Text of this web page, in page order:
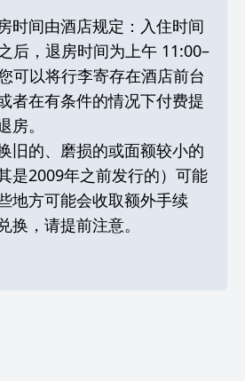
时间由酒店规定：入住时间
后，退房时间为上午 11:00–
可以将行李寄存在酒店前台
者在有条件的情况下付费提
房。
旧的、磨损的或面额较小的
是2009年之前发行的）可能
地方可能会收取额外手续
换，请提前注意。